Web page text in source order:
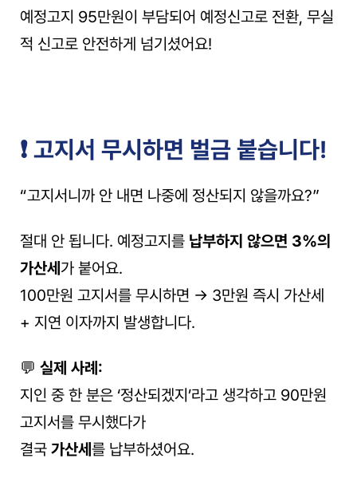
예정고지 95만원이 부담되어 예정신고로 전환, 무실
적 신고로 안전하게 넘기셨어요!
❗ 고지서 무시하면 벌금 붙습니다!
“고지서니까 안 내면 나중에 정산되지 않을까요?”
절대 안 됩니다. 예정고지를 납부하지 않으면 3%의
가산세 가 붙어요.
100만원 고지서를 무시하면 → 3만원 즉시 가산세
+ 지연 이자까지 발생합니다.
💬 실제 사례:
지인 중 한 분은 ‘정산되겠지’라고 생각하고 90만원
고지서를 무시했다가
결국 가산세 를 납부하셨어요.